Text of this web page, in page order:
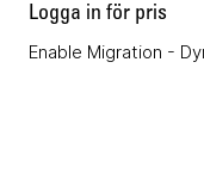
Logga in för pris
Enable Migration -